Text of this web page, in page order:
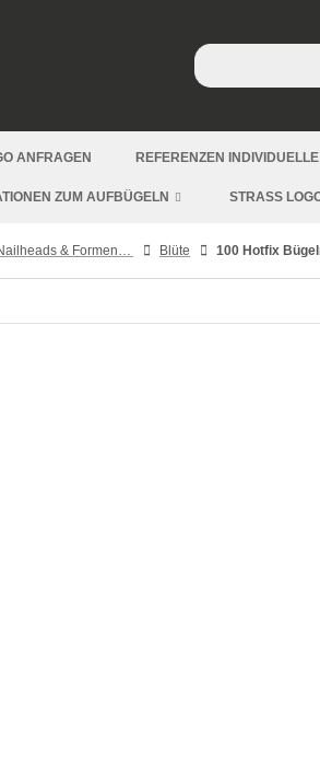
ANFRAGEN REFERENZEN
ZUM AUFBÜGELN STRASS
Hotfix Nailheads & Formen – Metallformen & Aluplättchen zum Aufbügeln Blüte